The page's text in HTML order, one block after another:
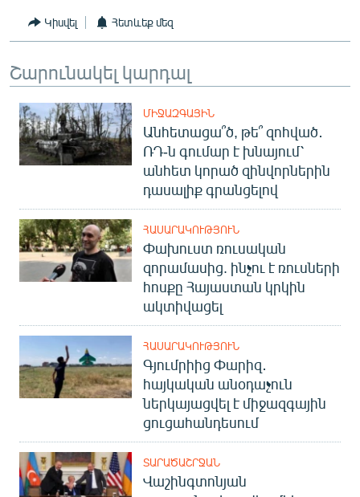
Կիսվել Հետևեք մեզ
Շարունակել կարդալ
ՄԻՋԱԶԳԱՅԻՆ
Անհետացա՞ծ, թե՞ զոհված․
ՌԴ-ն գումար է խնայում՝
անհետ կորած զինվորներին
դասալիք գրանցելով
ՀԱՍԱՐԱԿՈՒԹՅՈՒՆ
Փախուստ ռուսական
զորամասից. ինչու է ռուսների
հոսքը Հայաստան կրկին
ակտիվացել
ՀԱՍԱՐԱԿՈՒԹՅՈՒՆ
Գյումրիից Փարիզ․
հայկական անօդաչուն
ներկայացվել է միջազգային
ցուցահանդեսում
ՏԱՐԱԾԱՇՐՋԱՆ
Վաշինգտոնյան